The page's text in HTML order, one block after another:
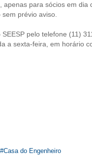
para sócios em
sem prévio aviso.
pelo telefone (11)
a sexta-feira, em horário
Casa do Engenheiro